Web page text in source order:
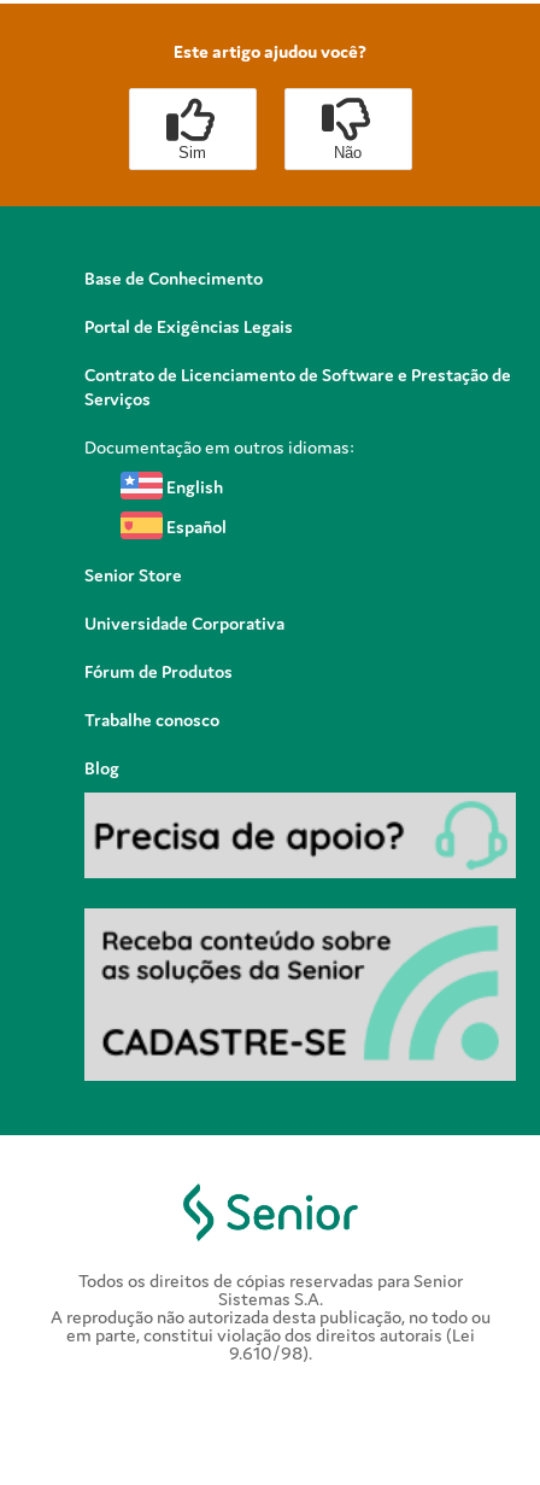
Este artigo ajudou você?
Sim Não
Base de Conhecimento
Portal de Exigências Legais
Contrato de Licenciamento de Software e Prestação de
Serviços
Documentação em outros idiomas:
English
Español
Senior Store
Universidade Corporativa
Fórum de Produtos
Trabalhe conosco
Blog
Todos os direitos de cópias reservadas para Senior
Sistemas S.A.
A reprodução não autorizada desta publicação, no todo ou
em parte, constitui violação dos direitos autorais (Lei
9.610/98).